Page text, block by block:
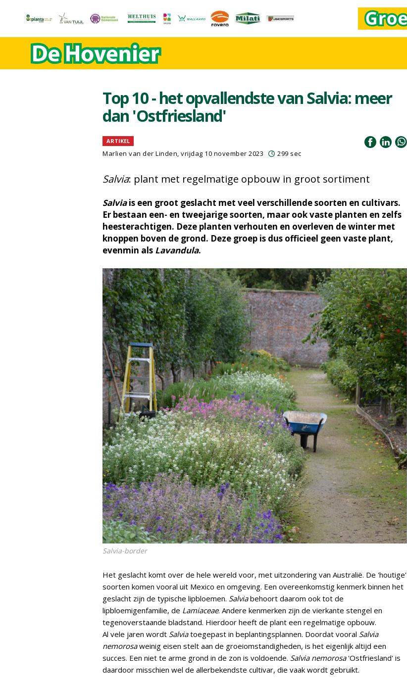
Top 10 - het opvallendste van Salvia: meer
dan 'Ostfriesland'
ARTIKEL
Marlien van der Linden, vrijdag 10 november 2023 299 sec
Salvia: plant met regelmatige opbouw in groot sortiment
Salviais een groot geslacht met veel verschillende soorten en cultivars.
Er bestaan een- en tweejarige soorten, maar ook vaste planten en zelfs
heesterachtigen. Deze planten verhouten en overleven de winter met
knoppen boven de grond. Deze groep is dus officieel geen vaste plant,
evenmin als Lavandula.
Salvia-border
Het geslacht komt over de hele wereld voor, met uitzondering van Australië. De 'houtige'
soorten komen vooral uit Mexico en omgeving. Een overeenkomstig kenmerk binnen het
geslacht zijn de typische lipbloemen. Salviabehoort daarom ook tot de
lipbloemigenfamilie, de Lamiaceae. Andere kenmerken zijn de vierkante stengel en
tegenoverstaande bladstand. Hierdoor heeft de plant een regelmatige opbouw.
Al vele jaren wordt Salviatoegepast in beplantingsplannen. Doordat vooral Salvia
nemorosaweinig eisen stelt aan de groeiomstandigheden, is het eigenlijk altijd een
succes. Een niet te arme grond in de zon is voldoende. Salvia nemorosa'Ostfriesland' is
daardoor misschien wel de allerbekendste cultivar, die vaak wordt gebruikt.